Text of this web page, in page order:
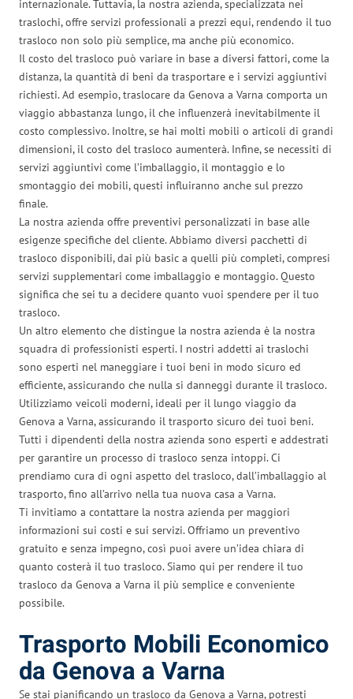
internazionale. Tuttavia, la nostra azienda, specializzata nei
traslochi, offre servizi professionali a prezzi equi, rendendo il tuo
trasloco non solo più semplice, ma anche più economico.
Il costo del trasloco può variare in base a diversi fattori, come la
distanza, la quantità di beni da trasportare e i servizi aggiuntivi
richiesti. Ad esempio, traslocare da Genova a Varna comporta un
viaggio abbastanza lungo, il che influenzerà inevitabilmente il
costo complessivo. Inoltre, se hai molti mobili o articoli di grandi
dimensioni, il costo del trasloco aumenterà. Infine, se necessiti di
servizi aggiuntivi come l’imballaggio, il montaggio e lo
smontaggio dei mobili, questi influiranno anche sul prezzo
finale.
La nostra azienda offre preventivi personalizzati in base alle
esigenze specifiche del cliente. Abbiamo diversi pacchetti di
trasloco disponibili, dai più basic a quelli più completi, compresi
servizi supplementari come imballaggio e montaggio. Questo
significa che sei tu a decidere quanto vuoi spendere per il tuo
trasloco.
Un altro elemento che distingue la nostra azienda è la nostra
squadra di professionisti esperti. I nostri addetti ai traslochi
sono esperti nel maneggiare i tuoi beni in modo sicuro ed
efficiente, assicurando che nulla si danneggi durante il trasloco.
Utilizziamo veicoli moderni, ideali per il lungo viaggio da
Genova a Varna, assicurando il trasporto sicuro dei tuoi beni.
Tutti i dipendenti della nostra azienda sono esperti e addestrati
per garantire un processo di trasloco senza intoppi. Ci
prendiamo cura di ogni aspetto del trasloco, dall’imballaggio al
trasporto, fino all’arrivo nella tua nuova casa a Varna.
Ti invitiamo a contattare la nostra azienda per maggiori
informazioni sui costi e sui servizi. Offriamo un preventivo
gratuito e senza impegno, così puoi avere un’idea chiara di
quanto costerà il tuo trasloco. Siamo qui per rendere il tuo
trasloco da Genova a Varna il più semplice e conveniente
possibile.
Trasporto Mobili Economico
da Genova a Varna
Se stai pianificando un trasloco da Genova a Varna, potresti